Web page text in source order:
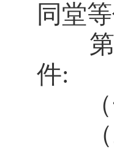
同堂
第十
件:
（一
（二